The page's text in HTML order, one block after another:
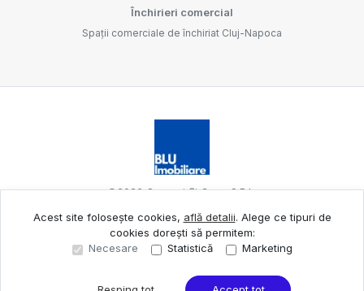
Închirieri comercial
Spații comerciale de închiriat Cluj-Napoca
©2026Oameni Și Case S.R.L.
Site creat în
Acest site folosește cookies, află detalii. Alege ce tipuri de
cookies dorești să permitem:
Necesare
Statistică Marketing